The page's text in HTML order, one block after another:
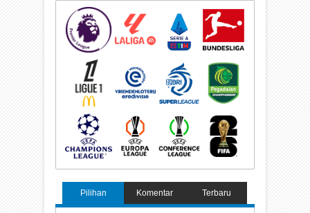
Pilihan Komentar Terbaru